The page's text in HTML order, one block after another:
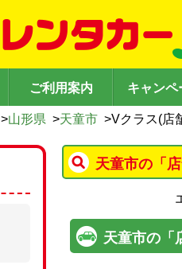
ご利用案内 キャンペ
>山形県 >天童市 >Vクラス(店
天童市の「
天童市の「